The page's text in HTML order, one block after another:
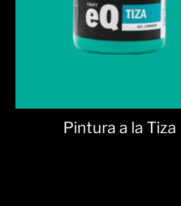
Craquelador